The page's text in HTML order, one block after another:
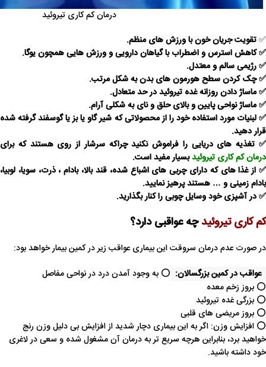
درمان کم کاری تیروئید
✅تقویت جریان خون با ورزش های منظم.
✅ کاهش استرس و اضطراب با گیاهان دارویی و ورزش هایی همچون یوگا.
✅ رژیمی سالم و معتدل.
✅ چک کردن سطح هورمون های بدن به شکل مرتب.
✅ ماساژ دادن روزانه غده تیروئید در حد متعادل.
✅ ماساژ نواحی پایین و بالای حلق و نای به شکلی آرام.
✅ لبنیات مورد استفاده خود را از محصولاتی که شیر گاو یا بز یا گوسفند گرفته شده
قرار دهید.
✅ تغذیه های دریایی را فراموش نکنید چراکه سرشار از روی هستند که برای
درمان کم کاری تیروئیدبسیار مفید است.
✅ از غذا های که دارای چربی های اشباع شده، قند بالا، بادام ، ذرت، سویا، لوبیا،
بادام زمینی و … هستند پرهیز نمایید.
✅ در آشپزی خود وسایل چوبی را کنار بگذارید.
کم کاری تیروئیدچه عواقبی دارد؟
در صورت عدم درمان سروقت این بیماری عواقب زیر در کمین بیمار خواهد بود:
عواقب در کمین بزرگسالان: ⭕ به وجود آمدن درد در نواحی مفاصل
⭕ بروز زخم معده
⭕ بزرگی غده تیروئید
⭕ بروز مریضی های قلبی
⭕ افزایش وزن: اگر به این بیماری دچار شدید از افزایش بی دلیل وزن رنج
خواهید برد، بنابراین هرچه سریع تر به درمان آن مشغول شده و سعی در لاغری
خود داشته باشید.